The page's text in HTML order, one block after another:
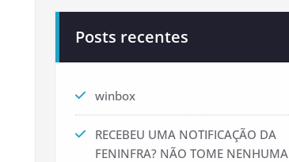
Posts recentes
winbox
RECEBEU UMA NOTIFICAÇÃO DA
FENINFRA? NÃO TOME NENHUMA